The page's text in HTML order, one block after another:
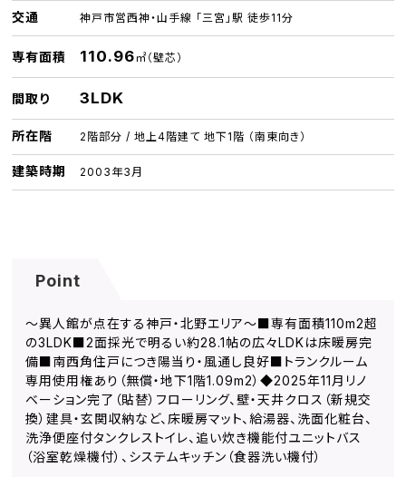
交通 神戸市営西神・山手線 「三宮」駅 徒歩11分
専有面積 110.96㎡（壁芯）
間取り 3LDK
所在階 2階部分 / 地上4階建て 地下1階 （南東向き）
建築時期 2003年3月
Point
～異人館が点在する神戸・北野エリア～■専有面積110m2超
の3LDK■2面採光で明るい約28.1帖の広々LDKは床暖房完
備■南西角住戸につき陽当り・風通し良好■トランクルーム
専用使用権あり（無償・地下1階1.09m2）◆2025年11月リノ
ベーション完了（貼替）フローリング、壁・天井クロス（新規交
換）建具・玄関収納など、床暖房マット、給湯器、洗面化粧台、
洗浄便座付タンクレストイレ、追い炊き機能付ユニットバス
（浴室乾燥機付）、システムキッチン（食器洗い機付）